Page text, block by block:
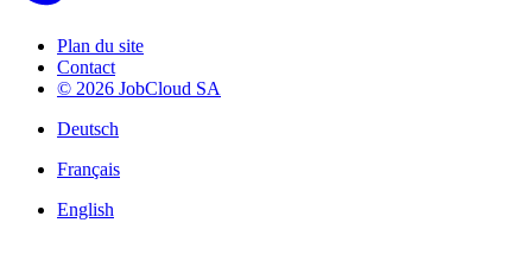
Plan du site
Contact
© 2026 JobCloud SA
Deutsch
Français
English